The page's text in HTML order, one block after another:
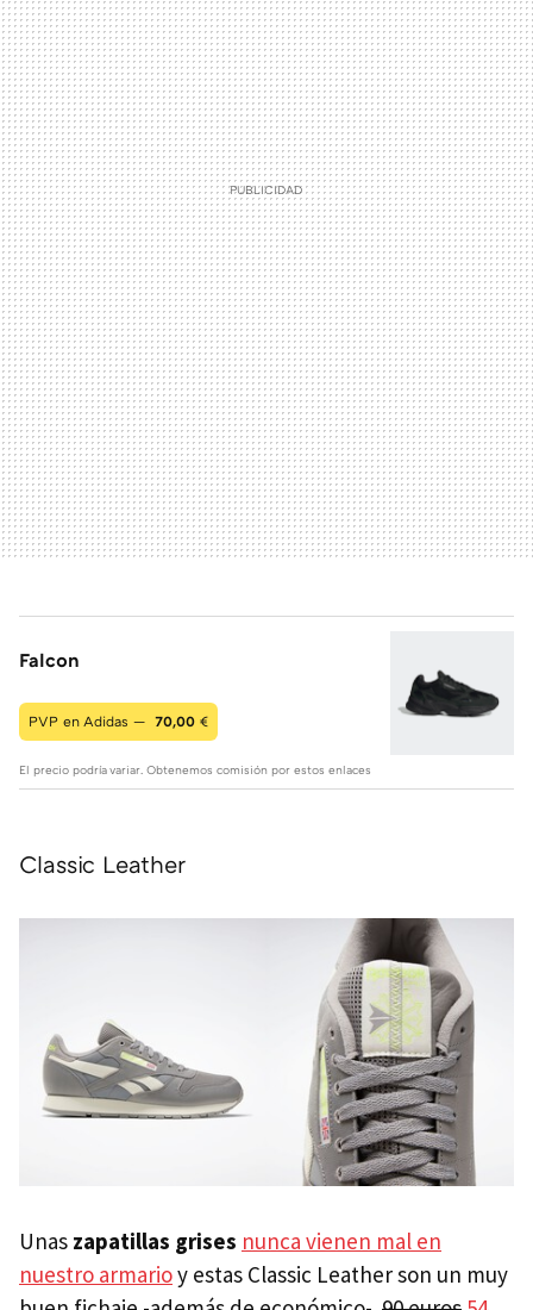
Falcon
PVP en Adidas — 70,00 €
El precio podría variar. Obtenemos comisión por estos enlaces
Classic Leather
Unas zapatillas grises nunca vienen mal en
nuestro armarioy estas Classic Leather son un muy